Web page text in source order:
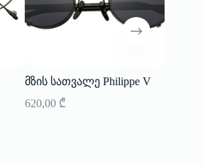
მზის სათვალე Philippe V
620,00 ₾